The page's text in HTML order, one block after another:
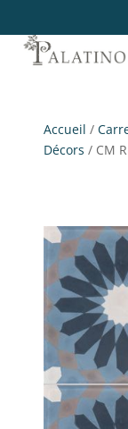
Accueil /
Décors / CM